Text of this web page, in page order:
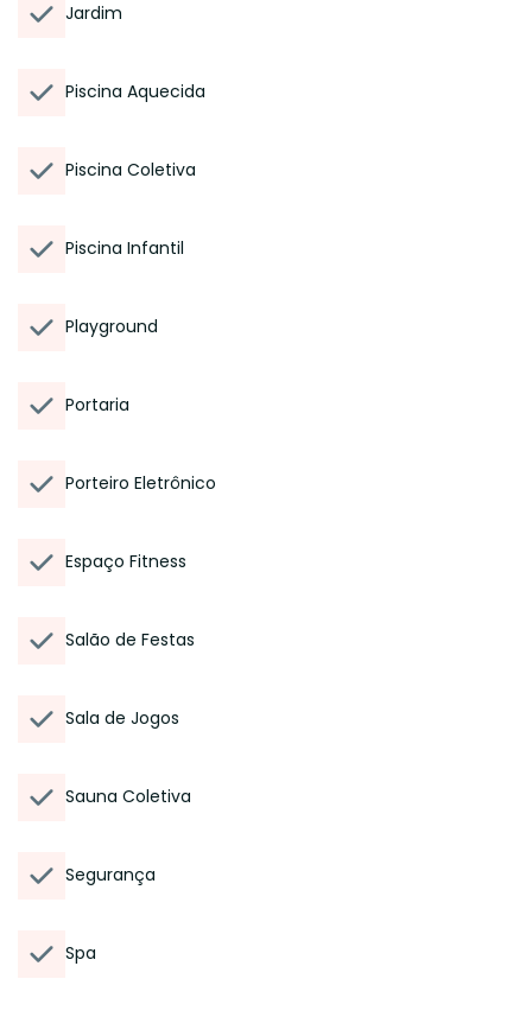
Jardim
Piscina Aquecida
Piscina Coletiva
Piscina Infantil
Playground
Portaria
Porteiro Eletrônico
Espaço Fitness
Salão de Festas
Sala de Jogos
Sauna Coletiva
Segurança
Spa